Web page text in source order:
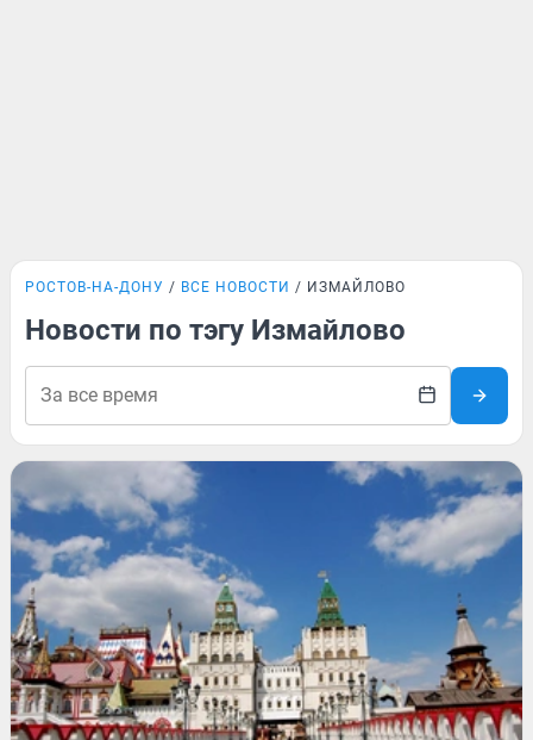
РОСТОВ-НА-ДОНУ ВСЕ НОВОСТИ ИЗМАЙЛОВО
Новости по тэгу Измайлово